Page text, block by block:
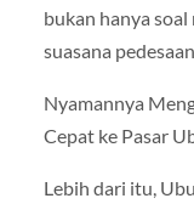
bukan hanya
suasana
Nyamannya
Cepat ke Pasar
Lebih dari itu,